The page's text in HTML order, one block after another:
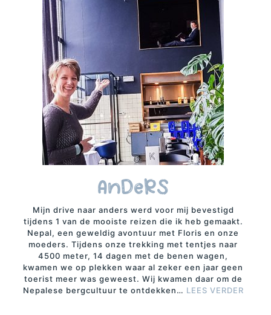
AnDeRS
Mijn drive naar anders werd voor mij bevestigd
tijdens 1 van de mooiste reizen die ik heb gemaakt.
Nepal, een geweldig avontuur met Floris en onze
moeders. Tijdens onze trekking met tentjes naar
4500 meter, 14 dagen met de benen wagen,
kwamen we op plekken waar al zeker een jaar geen
toerist meer was geweest. Wij kwamen daar om de
Nepalese bergcultuur te ontdekken… LEES VERDER